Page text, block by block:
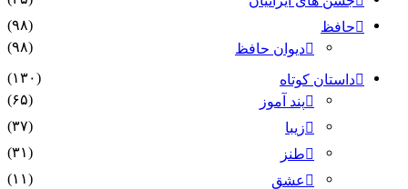
حافظ
(۹۸)
دیوان حافظ
(۹۸)
داستان کوتاه
(۱۳۰)
پند آموز
(۶۵)
زیبا
(۳۷)
طنز
(۳۱)
عشق
(۱۱)